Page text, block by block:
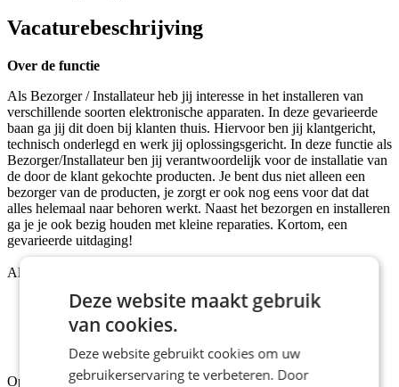
Vacaturebeschrijving
Over de functie
Als Bezorger / Installateur heb jij interesse in het installeren van
verschillende soorten elektronische apparaten. In deze gevarieerde
baan ga jij dit doen bij klanten thuis. Hiervoor ben jij klantgericht,
technisch onderlegd en werk jij oplossingsgericht. In deze functie als
Bezorger/Installateur ben jij verantwoordelijk voor de installatie van
de door de klant gekochte producten. Je bent dus niet alleen een
bezorger van de producten, je zorgt er ook nog eens voor dat dat
alles helemaal naar behoren werkt. Naast het bezorgen en installeren
ga je je ook bezig houden met kleine reparaties. Kortom, een
gevarieerde uitdaging!
Als Bezorger/Installateur word je verantwoordelijk voor:
Het bezorgen en installeren van de producten bij klanten
thuis;
Het uitvoeren van kleine reparaties;
Geven van tips en adviezen bij de klant thuis.
Opdrachtgever: De opdrachtgever is een groothandel
Deze website maakt gebruik
van cookies.
Deze website gebruikt cookies om uw
gebruikerservaring te verbeteren. Door